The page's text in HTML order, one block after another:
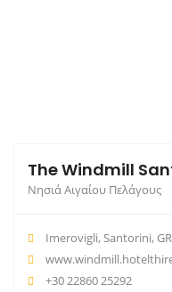
The Windmill
Νησιά Αιγαίου Πελάγους
Imerovigli, Santorini,
+30 22860 25292